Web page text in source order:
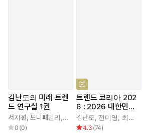
김난도의 미래 트렌
드 연구실 1권
서지원,도니패밀리, 김난도,이혜원
0 (0)
트렌드 코리아 202
6 : 2026 대한민국
소비트렌드 전망
김난도, 전미영, 최지혜
4.3 (74)